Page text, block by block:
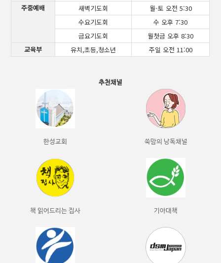
주중예배
새벽기도회
월-토 오전 5:30
수요기도회
수 오후 7:30
금요기도회
월첫금 오후 8:30
교육부
유치,초등,청소년 주일 오전 11:00
추천채널
한성교회 쑥맘의 낭독채널
책 읽어드리는 집사 기아대책